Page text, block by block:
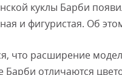
куклы Барби
и фигуристая. Об
что расширение
Барби отличаются